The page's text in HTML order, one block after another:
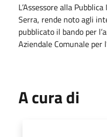
L’Assessore alla
Serra, rende noto agli
pubblicato il bando per
Aziendale Comunale
A cura di